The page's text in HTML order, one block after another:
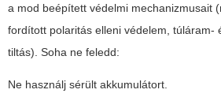
a mod beépített védelmi mechanizmusait
fordított polaritás elleni védelem, túláram-
tiltás). Soha ne feledd:
Ne használj sérült akkumulátort.